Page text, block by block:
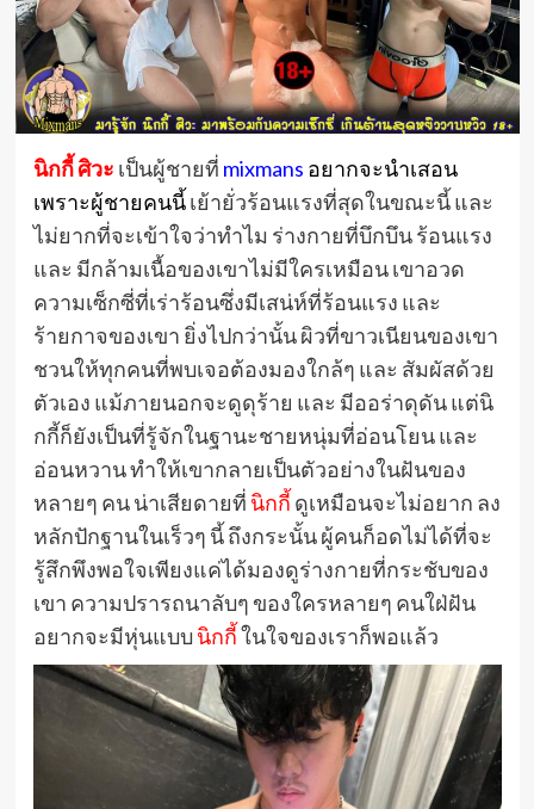
นิกกี้ ศิวะ เป็นผู้ชายที่ mixmans อยากจะนำเสอน
เพราะผู้ชายคนนี้เย้ายั่วร้อนแรงที่สุดในขณะนี้ และ
ไม่ยากที่จะเข้าใจว่าทำไม ร่างกายที่บึกบึน ร้อนแรง
และ มีกล้ามเนื้อของเขาไม่มีใครเหมือน เขาอวด
ความเซ็กซี่ที่เร่าร้อนซึ่งมีเสน่ห์ที่ร้อนแรง และ
ร้ายกาจของเขา ยิ่งไปกว่านั้น ผิวที่ขาวเนียนของเขา
ชวนให้ทุกคนที่พบเจอต้องมองใกล้ๆ และ สัมผัสด้วย
ตัวเอง แม้ภายนอกจะดูดุร้าย และ มีออร่าดุดัน แต่นิ
กกี้ก็ยังเป็นที่รู้จักในฐานะชายหนุ่มที่อ่อนโยน และ
อ่อนหวาน ทำให้เขากลายเป็นตัวอย่างในฝันของ
หลายๆ คน น่าเสียดายที่ นิกกี้ ดูเหมือนจะไม่อยาก ลง
หลักปักฐานในเร็วๆ นี้ ถึงกระนั้น ผู้คนก็อดไม่ได้ที่จะ
รู้สึกพึงพอใจเพียงแค่ได้มองดูร่างกายที่กระชับของ
เขา ความปรารถนาลับๆ ของใครหลายๆ คนใฝ่ฝัน
อยากจะมีหุ่นแบบนิกกี้ในใจของเราก็พอแล้ว